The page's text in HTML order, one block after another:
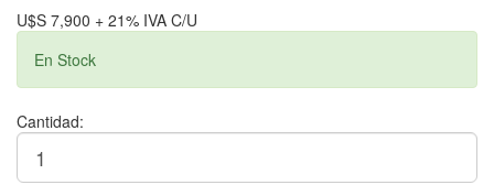
U$S 7,900 + 21% IVA C/U
En Stock
Cantidad: